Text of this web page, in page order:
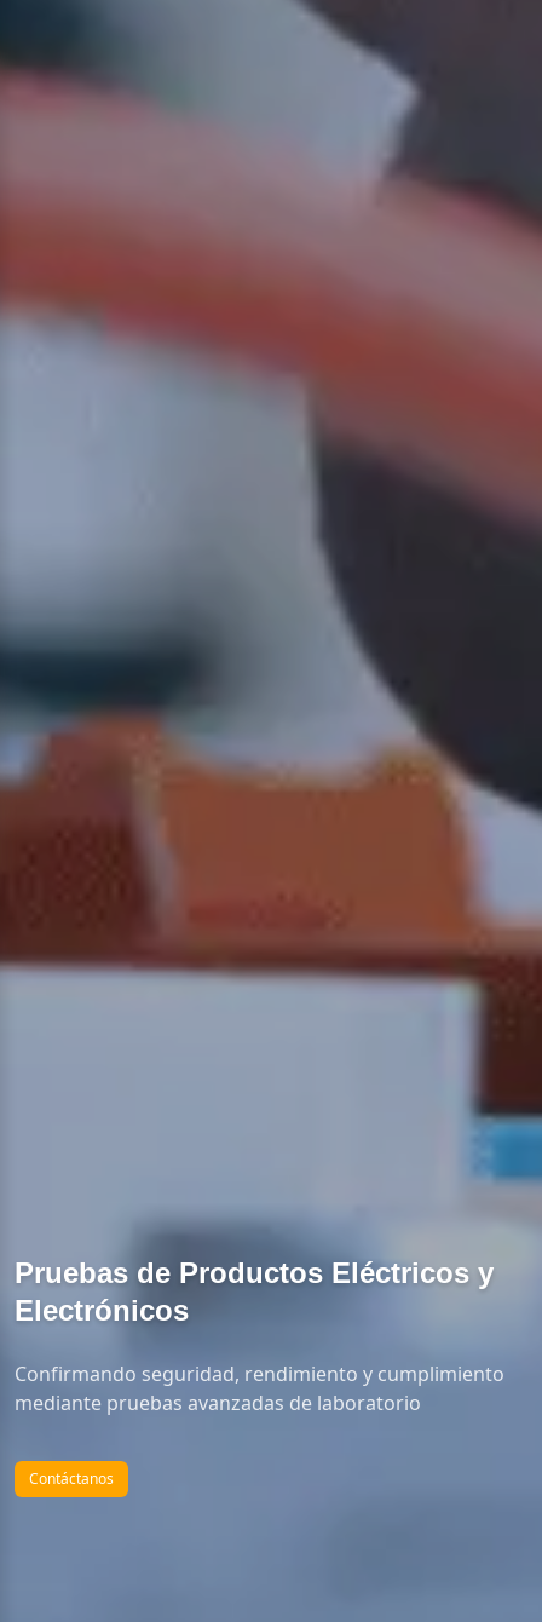
Pruebas de Productos Eléctricos y
Electrónicos
Confirmando seguridad, rendimiento y cumplimiento
mediante pruebas avanzadas de laboratorio
Contáctanos